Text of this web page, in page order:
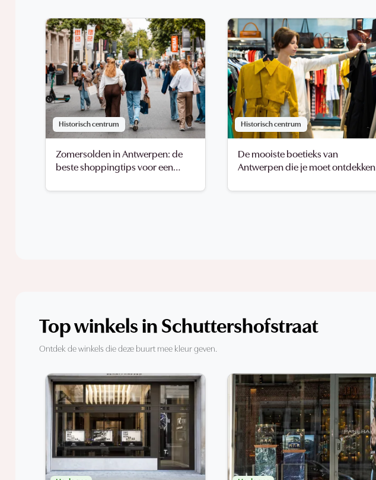
Historisch centrum
Zomersolden in Antwerpen: de
beste shoppingtips voor een
Historisch centrum
De mooiste boetieks van
Antwerpen die je moet ontdekken
Top winkels in Schuttershofstraat
Ontdek de winkels die deze buurt mee kleur geven.